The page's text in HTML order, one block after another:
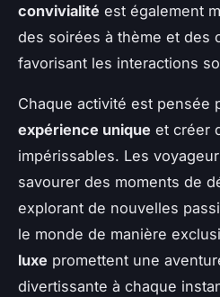
convivialité est également
des soirées à thème et des
favorisant les interactions
Chaque activité est pensée
expérience unique et créer
impérissables. Les
savourer des moments de
explorant de nouvelles
le monde de manière
luxe promettent une
divertissante à chaque